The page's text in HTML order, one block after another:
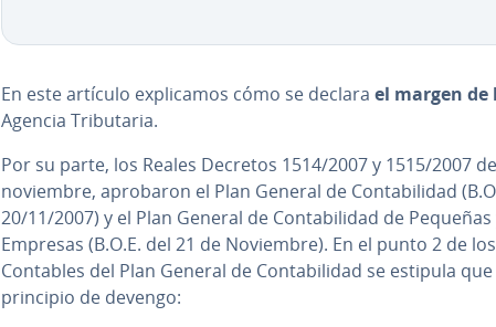
En este artículo ex­pli­ca­mos cómo se declara el margen de
Agencia Tri­bu­ta­ria.
Por su parte, los Reales Decretos 1514/2007 y 1515/2007
noviembre, aprobaron el Plan General de Co­n­ta­bi­li­dad
20/11/2007) y el Plan General de Co­n­ta­bi­li­dad de
Empresas (B.O.E. del 21 de Noviembre). En el punto 2 de
Contables del Plan General de Co­n­ta­bi­li­dad se estipula
principio de devengo: